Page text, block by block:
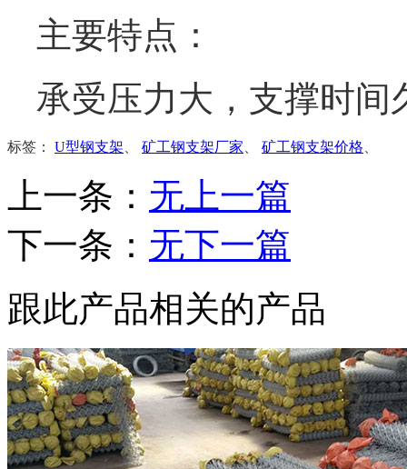
主要特点：
承受压力大，支撑时间
标签： U型钢支架 矿工钢支架厂家 矿工钢支架价格
上一条： 无上一篇
下一条： 无下一篇
跟此产品相关的产品